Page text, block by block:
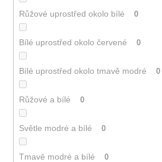
Růžové uprostřed okolo bílé 0
Bílé uprostřed okolo červené 0
Bílé uprostřed okolo tmavě modré 0
Růžové a bílé 0
Světle modré a bílé 0
Tmavě modré a bílé 0